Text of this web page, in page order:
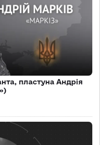
пластуна Андрія